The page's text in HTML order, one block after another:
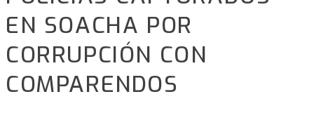
EN SOACHA POR
CORRUPCIÓN CON
COMPARENDOS